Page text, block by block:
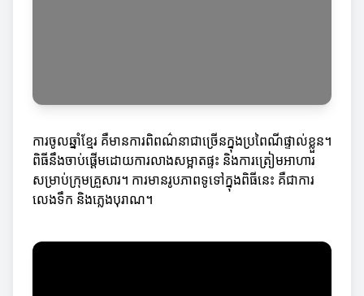
ការចូលឆ្នាំខ្មែរ គឺមានការពិពណ៌នា​ជា​ច្រើនក្នុងប្រពៃណីផ្ទាល់ខ្លួន។
ពិធីនឹងចាប់ផ្តើមដោយការលាងសម្អាតផ្ទះ និងការត្រៀមអាហារ
សម្រាប់ក្រុមគ្រួសារ។ ការមានរូបភាពទូទៅក្នុងពិធីនេះ គឺជាការ
លេងទឹក និងភ្លេងបុរាណ។